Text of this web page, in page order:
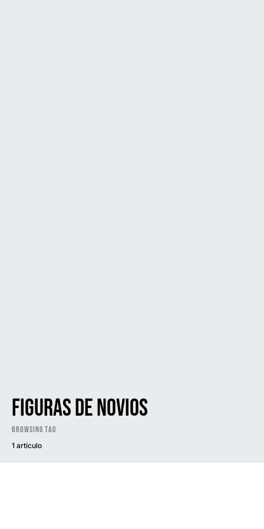
figuras de novios
Browsing Tag
1 artículo